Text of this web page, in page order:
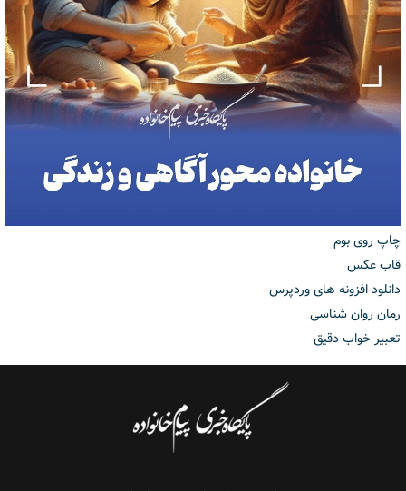
چاپ روی بوم
قاب عکس
دانلود افزونه های وردپرس
رمان روان شناسی
تعبیر خواب دقیق